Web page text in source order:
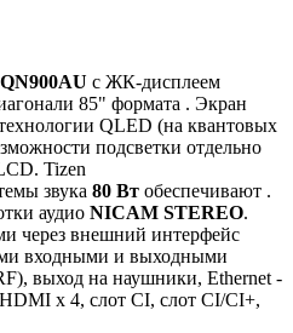
с ЖК-дисплеем
85" формата . Экран
QLED (на квантовых
подсветки отдельно
Tizen
звука 80 Вт обеспечивают .
аудио NICAM STEREO.
через внешний интерфейс
входными и выходными
выход на наушники, Ethernet -
x 4, слот CI, слот CI/CI+,